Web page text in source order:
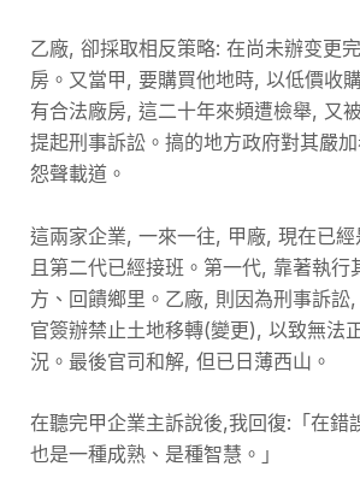
乙廠, 卻採取相反策略: 在尚未辦变更
房。又當甲, 要購買他地時, 以低價收
有合法廠房, 這二十年來頻遭檢舉, 又
提起刑事訴訟。搞的地方政府對其嚴
怨聲載道。
這兩家企業, 一來一往, 甲廠, 現在已
且第二代已經接班。第一代, 靠著執行
方、回饋鄉里。乙廠, 則因為刑事訴訟
官簽辦禁止土地移轉(變更), 以致無法
況。最後官司和解, 但已日薄西山。
在聽完甲企業主訴說後,我回復:「在錯
也是一種成熟、是種智慧。」